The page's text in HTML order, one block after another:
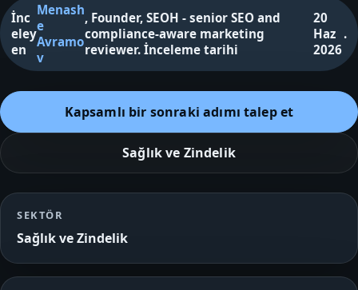
İnc
eley
en
Menash
e
Avramo
v
, Founder, SEOH - senior SEO and
compliance-aware marketing
reviewer. İnceleme tarihi
20
Haz
2026
.
Kapsamlı bir sonraki adımı talep et
Sağlık ve Zindelik
SEKTÖR
Sağlık ve Zindelik